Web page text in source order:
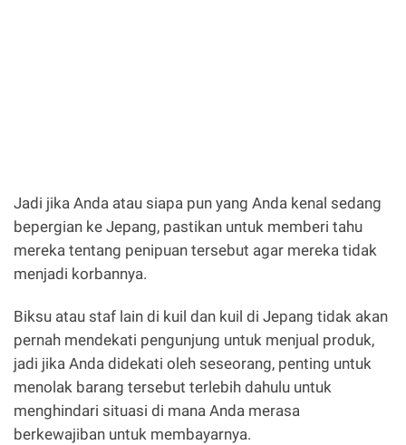
Jadi jika Anda atau siapa pun yang Anda kenal sedang
bepergian ke Jepang, pastikan untuk memberi tahu
mereka tentang penipuan tersebut agar mereka tidak
menjadi korbannya.
Biksu atau staf lain di kuil dan kuil di Jepang tidak akan
pernah mendekati pengunjung untuk menjual produk,
jadi jika Anda didekati oleh seseorang, penting untuk
menolak barang tersebut terlebih dahulu untuk
menghindari situasi di mana Anda merasa
berkewajiban untuk membayarnya.